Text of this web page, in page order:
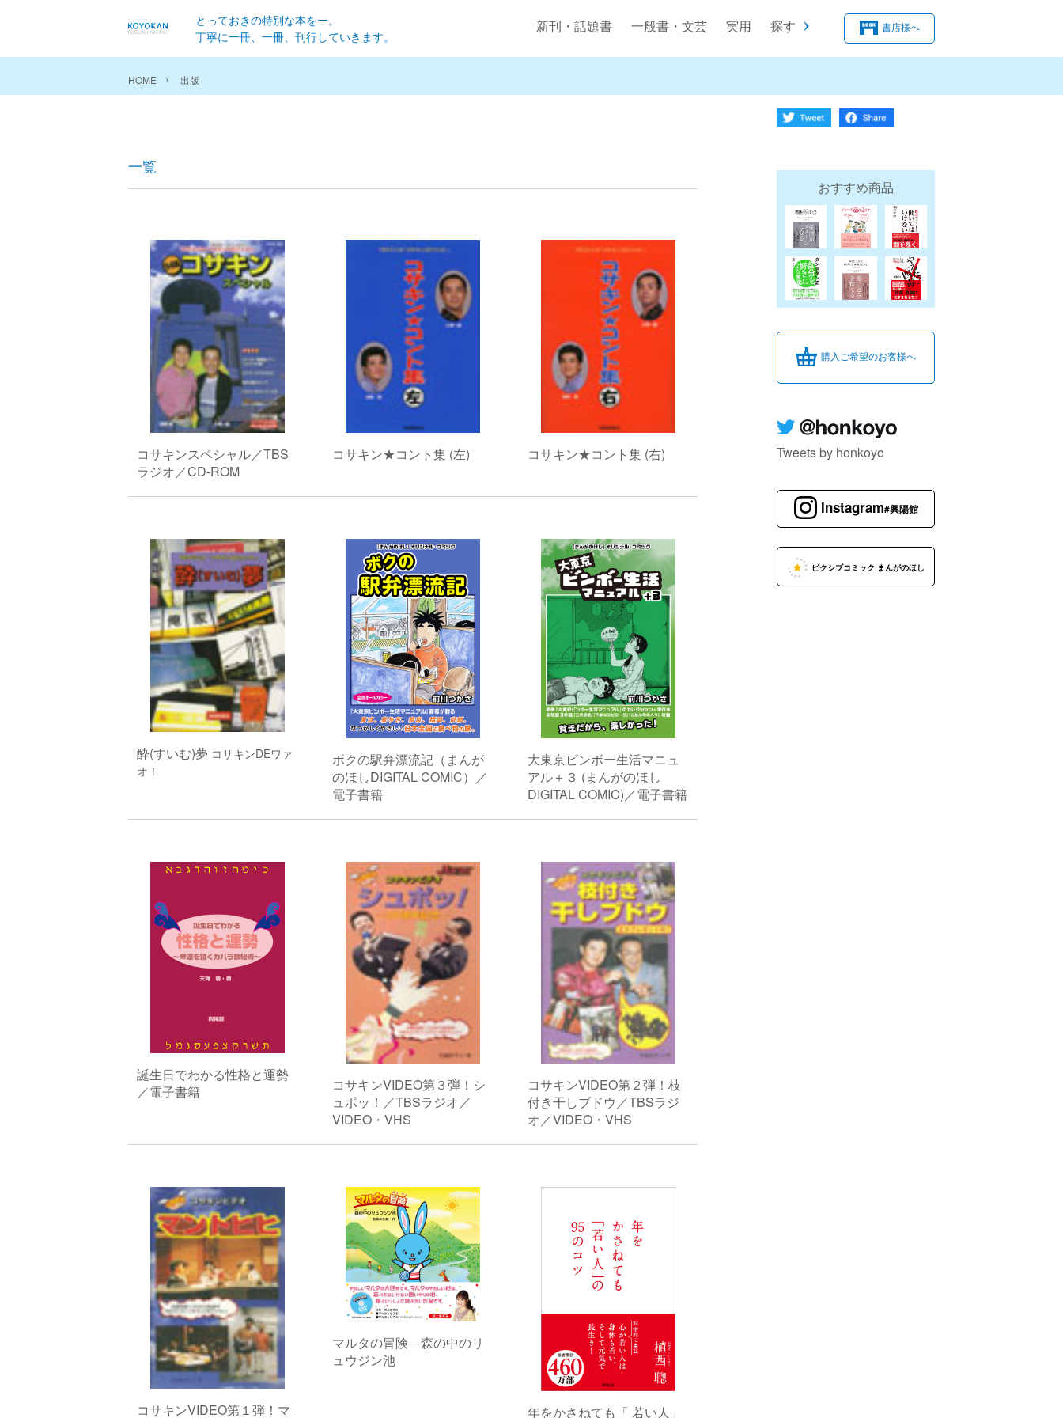
とっておきの特別な本をー。
丁寧に一冊、一冊、刊行していきます。
新刊・話題書 一般書・文芸 実用 探す 書店様へ
HOME 出版
一覧
コサキンスペシャル／TBS
ラジオ／CD-ROM
コサキン★コント集 (左) コサキン★コント集 (右)
酔(すいむ)夢 コサキンDEワァ
オ！
ボクの駅弁漂流記（まんが
のほしDIGITAL COMIC）／
電子書籍
大東京ビンボー生活マニュ
アル＋３ (まんがのほし
DIGITAL COMIC)／電子書籍
誕生日でわかる性格と運勢
／電子書籍
コサキンVIDEO第３弾！シ
ュポッ！／TBSラジオ／
VIDEO・VHS
コサキンVIDEO第２弾！枝
付き干しブドウ／TBSラジ
オ／VIDEO・VHS
コサキンVIDEO第１弾！マ
マルタの冒険―森の中のリ
ュウジン池
年をかさねても「 若い人」
おすすめ商品
購入ご希望のお客様へ
Tweets by honkoyo
Instagram#興陽館
ピクシブコミック まんがのほし